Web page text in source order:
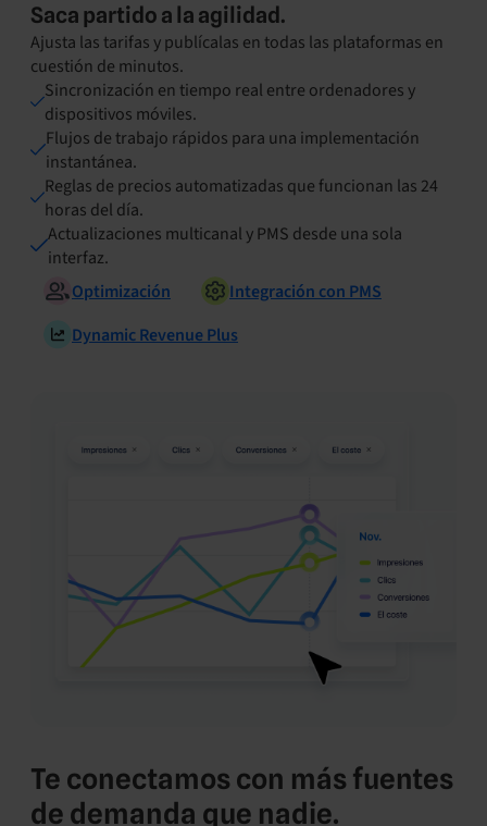
Saca partido a la agilidad.
Ajusta las tarifas y publícalas en todas las plataformas en
cuestión de minutos.
Sincronización en tiempo real entre ordenadores y
dispositivos móviles.
Flujos de trabajo rápidos para una implementación
instantánea.
Reglas de precios automatizadas que funcionan las 24
horas del día.
Actualizaciones multicanal y PMS desde una sola
interfaz.
Optimización
Integración con PMS
Dynamic Revenue Plus
Te conectamos con más fuentes
de demanda que nadie.